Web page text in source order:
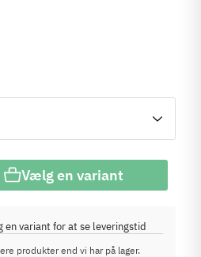
Vælg en variant
en variant for at se leveringstid
produkter end vi har på lager.